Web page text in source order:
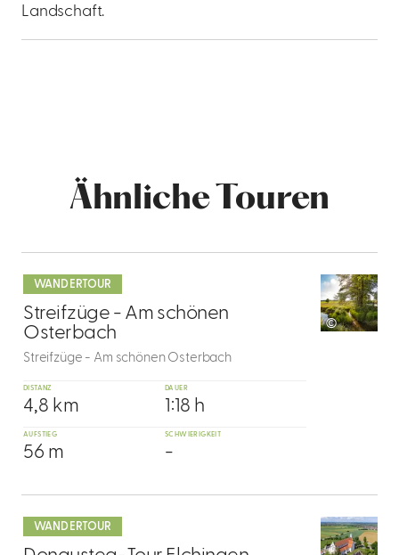
Landschaft.
Ähnliche Touren
WANDERTOUR
1
Streifzüge - Am schönen
Osterbach
©
Streifzüge - Am schönen Osterbach
DISTANZ
4,8 km
DAUER
1:18 h
AUFSTIEG
56 m
SCHWIERIGKEIT
-
dazu
WANDERTOUR
2
dazu